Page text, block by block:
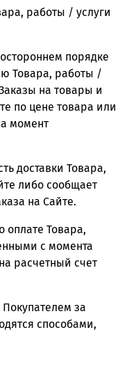
работы / услуги
порядке
Товара, работы /
на товары и
по цене товара или
момент
доставки Товара,
либо сообщает
на Сайте.
оплате Товара,
с момента
расчетный счет
за
способами,